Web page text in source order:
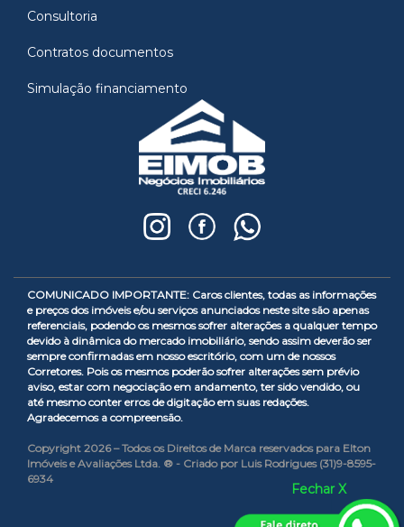
Fechar X
Consultoria
Contratos documentos
Simulação financiamento
COMUNICADO IMPORTANTE: Caros clientes, todas as informações
e preços dos imóveis e/ou serviços anunciados neste site são apenas
referenciais, podendo os mesmos sofrer alterações a qualquer tempo
devido à dinâmica do mercado imobiliário, sendo assim deverão ser
sempre confirmadas em nosso escritório, com um de nossos
Corretores. Pois os mesmos poderão sofrer alterações sem prévio
aviso, estar com negociação em andamento, ter sido vendido, ou
até mesmo conter erros de digitação em suas redações.
Agradecemos a compreensão.
Copyright 2026 – Todos os Direitos de Marca reservados para Elton
Imóveis e Avaliações Ltda. ® - Criado por Luis Rodrigues (31)9-8595-
6934